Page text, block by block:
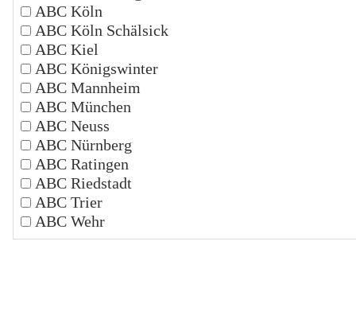
ABC Köln
ABC Köln Schälsick
ABC Kiel
ABC Königswinter
ABC Mannheim
ABC München
ABC Neuss
ABC Nürnberg
ABC Ratingen
ABC Riedstadt
ABC Trier
ABC Wehr